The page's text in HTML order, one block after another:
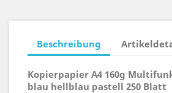
Beschreibung
Kopierpapier A4 160g
blau hellblau pastell 250 Blatt